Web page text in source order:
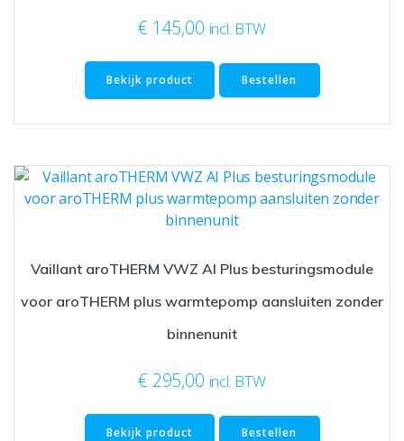
€ 145,00 incl. BTW
Bekijk product Bestellen
Vaillant aroTHERM VWZ AI Plus besturingsmodule
voor aroTHERM plus warmtepomp aansluiten zonder
binnenunit
€ 295,00 incl. BTW
Bekijk product Bestellen